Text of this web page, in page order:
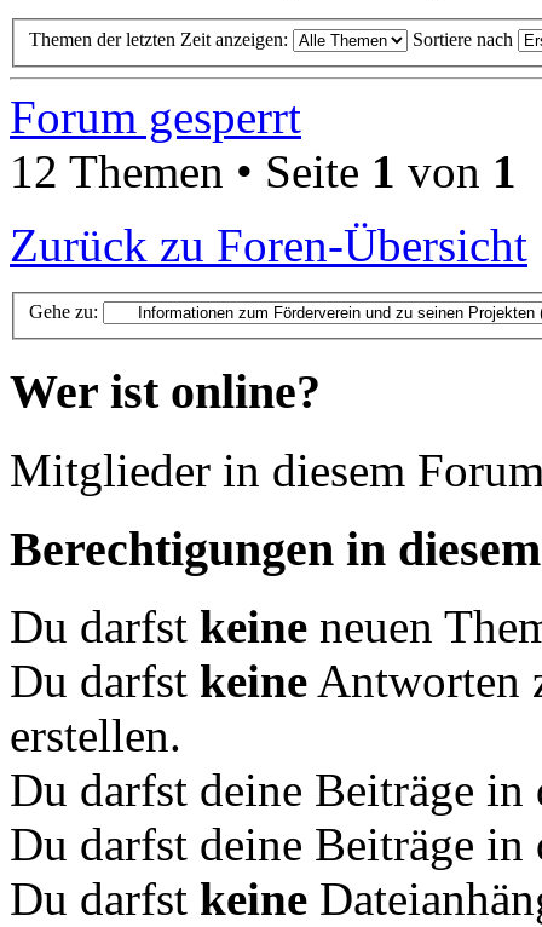
Themen der letzten Zeit anzeigen: Sortiere nach
Forum gesperrt
12 Themen • Seite 1 von 1
Zurück zu Foren-Übersicht
Gehe zu:
Wer ist online?
Mitglieder in diesem
Berechtigungen in
Du darfst keine neuen
Du darfst keine Antworten
erstellen.
Du darfst deine Beiträge
Du darfst deine Beiträge
Du darfst keine